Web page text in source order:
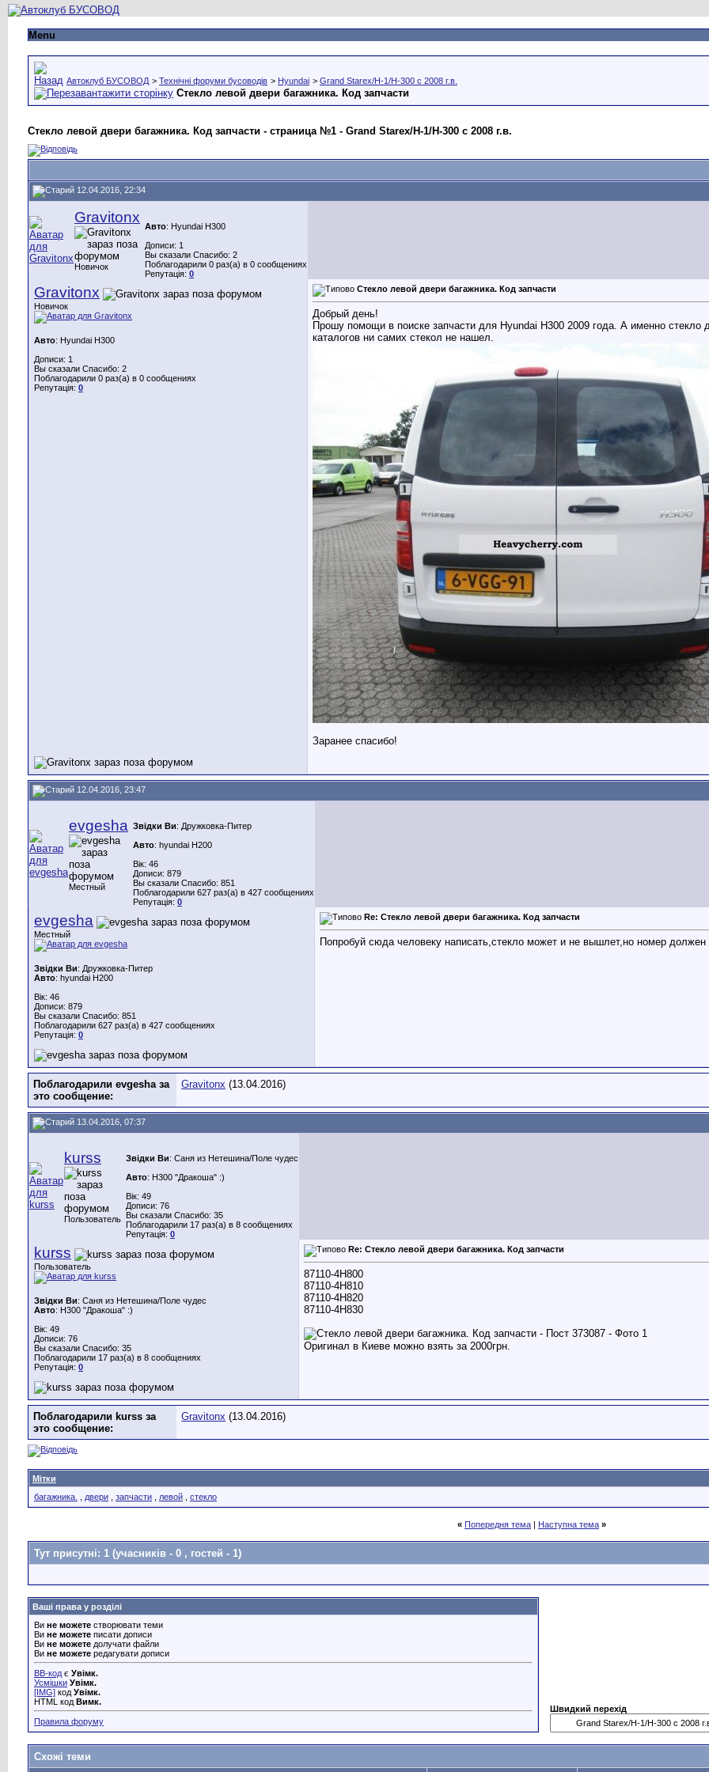
Menu
Автоклуб БУСОВОД > Технічні форуми бусоводів > Hyundai > Grand Starex/H-1/H-300 с 2008 г.в.
Стекло левой двери багажника. Код запчасти
Стекло левой двери багажника. Код запчасти - страница №1 - Grand Starex/H-1/H-300 с 2008 г.в.
12.04.2016, 22:34
Gravitonx
Новичок
Авто: Hyundai H300
Дописи: 1
Вы сказали Спасибо: 2
Поблагодарили 0 раз(а) в 0 сообщениях
Репутація: 0
Gravitonx
Новичок
Авто: Hyundai H300
Дописи: 1
Вы сказали Спасибо: 2
Поблагодарили 0 раз(а) в 0 сообщениях
Репутація: 0
Стекло левой двери багажника. Код запчасти
Добрый день!
Прошу помощи в поиске запчасти для Hyundai H300 2009 года. А именно
каталогов ни самих стекол не нашел.
Заранее спасибо!
12.04.2016, 23:47
evgesha
Местный
Звідки Ви: Дружковка-Питер
Авто: hyundai H200
Вік: 46
Дописи: 879
Вы сказали Спасибо: 851
Поблагодарили 627 раз(а) в 427 сообщениях
Репутація: 0
evgesha
Местный
Звідки Ви: Дружковка-Питер
Авто: hyundai H200
Вік: 46
Дописи: 879
Вы сказали Спасибо: 851
Поблагодарили 627 раз(а) в 427 сообщениях
Репутація: 0
Re: Стекло левой двери багажника. Код запчасти
Попробуй сюда человеку написать,стекло может и не вышлет,но номер должен
Поблагодарили evgesha за
это сообщение:
Gravitonx (13.04.2016)
13.04.2016, 07:37
kurss
Пользователь
Звідки Ви: Саня из Нетешина/Поле чудес
Авто: H300 "Дракоша" :)
Вік: 49
Дописи: 76
Вы сказали Спасибо: 35
Поблагодарили 17 раз(а) в 8 сообщениях
Репутація: 0
kurss
Пользователь
Звідки Ви: Саня из Нетешина/Поле чудес
Авто: H300 "Дракоша" :)
Вік: 49
Дописи: 76
Вы сказали Спасибо: 35
Поблагодарили 17 раз(а) в 8 сообщениях
Репутація: 0
Re: Стекло левой двери багажника. Код запчасти
87110-4H800
87110-4H810
87110-4H820
87110-4H830
Оригинал в Киеве можно взять за 2000грн.
Поблагодарили kurss за
это сообщение:
Gravitonx (13.04.2016)
Мітки
багажника.
двери запчасти левой стекло
« Попередня тема | Наступна тема »
Тут присутні: 1 (учасників - 0 , гостей - 1)
Ваші права у розділі
Ви не можете створювати теми
Ви не можете писати дописи
Ви не можете долучати файли
Ви не можете редагувати дописи
BB-код є Увімк.
Усмішки Увімк.
[IMG] код Увімк.
HTML код Вимк.
Правила форуму
Швидкий перехід
Схожі теми